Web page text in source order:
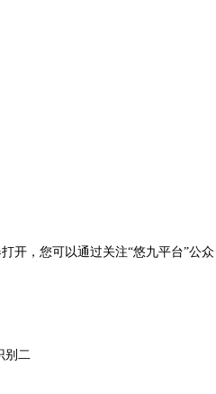
开，您可以通过关注“悠九平台”公众
别二